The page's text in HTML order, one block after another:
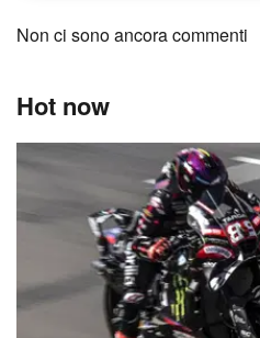
Non ci sono ancora commenti
Hot now